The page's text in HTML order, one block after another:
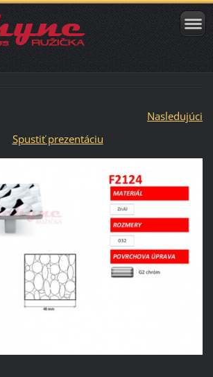
Nasledujúci
Spustiť prezentáciu